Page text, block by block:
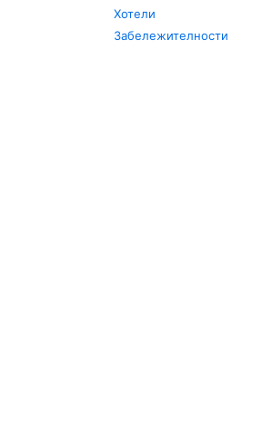
Хотели
Забележителности